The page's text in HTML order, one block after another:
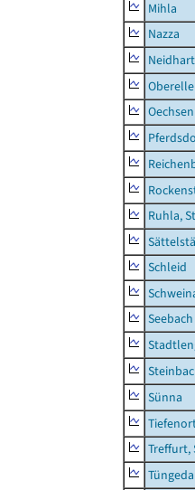
Mihla
Nazza
Oechsen
Ruhla,
Schleid
Seebach
Sünna
Treffurt,
Tüngeda